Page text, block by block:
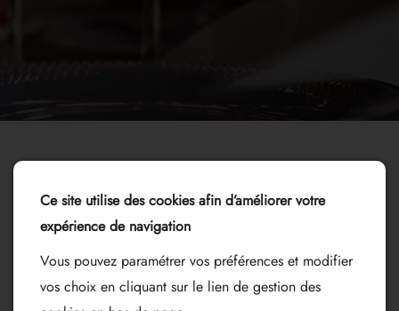
Ce site utilise des cookies afin d’améliorer votre
expérience de navigation
Vous pouvez paramétrer vos préférences et modifier
vos choix en cliquant sur le lien de gestion des